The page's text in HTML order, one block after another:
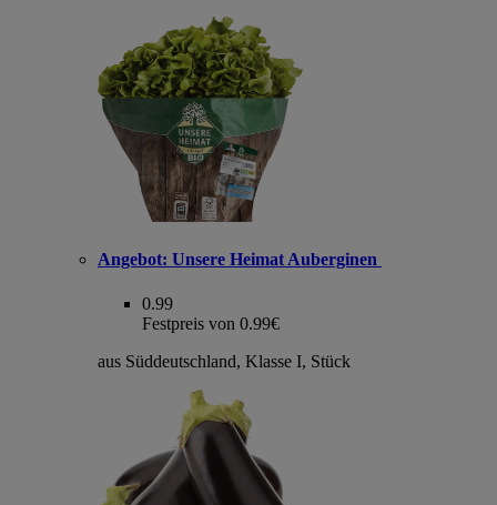
Angebot: Unsere Heimat Auberginen
0.99
Festpreis von 0.99€
aus Süddeutschland, Klasse I, Stück